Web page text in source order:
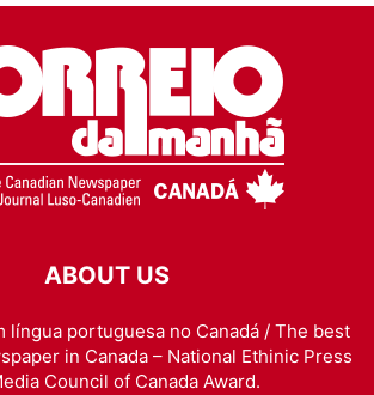
ABOUT US
língua portuguesa no Canadá / The best
in Canada – National Ethinic Press
Council of Canada Award.